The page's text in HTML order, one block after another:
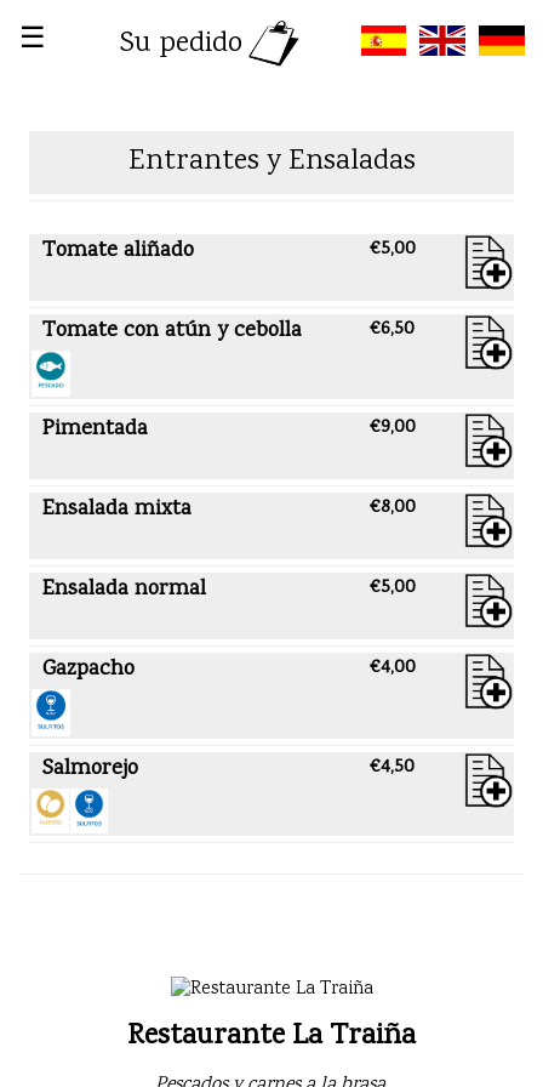
☰ Su pedido
Entrantes y Ensaladas
Tomate aliñado €5,00
Tomate con atún y cebolla €6,50
Pimentada €9,00
Ensalada mixta €8,00
Ensalada normal €5,00
Gazpacho €4,00
Salmorejo €4,50
Restaurante La Traiña